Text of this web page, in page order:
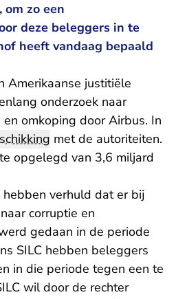
, om zo een
deze beleggers in te
heeft vandaag bepaald
Amerikaanse justitiële
onderzoek naar
omkoping door Airbus. In
schikking met de autoriteiten.
opgelegd van 3,6 miljard
verhuld dat er bij
corruptie en
gedaan in de periode
SILC hebben beleggers
in die periode tegen een te
wil door de rechter